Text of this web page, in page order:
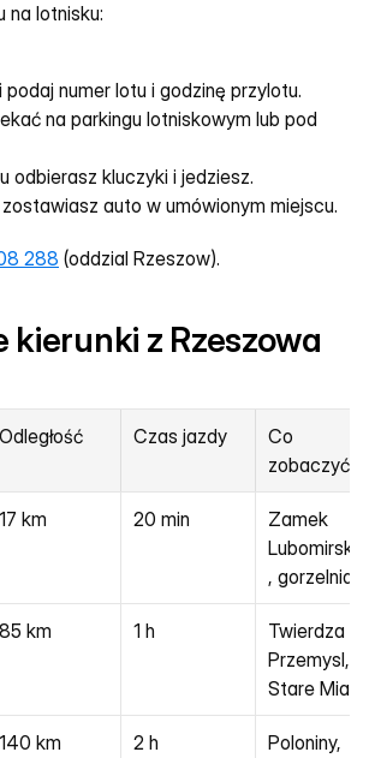
na lotnisku:
numer lotu i godzinę przylotu.
na parkingu lotniskowym lub pod
odbierasz kluczyki i jedziesz.
auto w umówionym miejscu.
288 (oddzial Rzeszow).
kierunki z Rzeszowa
Odległość Czas jazdy
Co
zobaczyć
17 km 20 min
Zamek
, gorzelnia
85 km 1 h
Twierdza
Przemysl,
Stare
140 km 2 h Poloniny,